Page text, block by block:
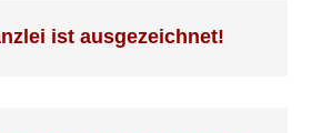
ist ausgezeichnet!